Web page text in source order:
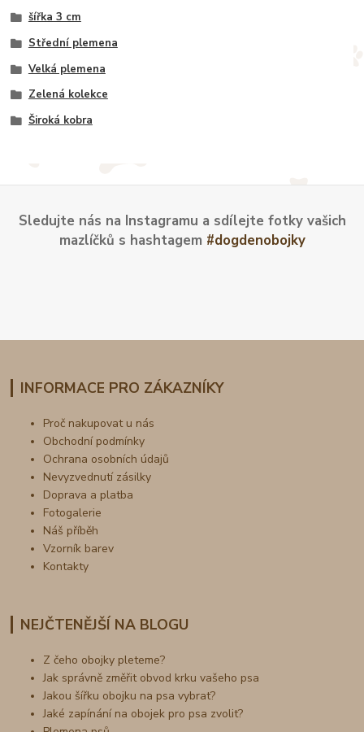
šířka 3 cm
Střední plemena
Velká plemena
Zelená kolekce
Široká kobra
Sledujte nás na Instagramu a sdílejte fotky vašich
mazlíčků s hashtagem #dogdenobojky
INFORMACE PRO ZÁKAZNÍKY
Proč nakupovat u nás
Obchodní podmínky
Ochrana osobních údajů
Nevyzvednutí zásilky
Doprava a platba
Fotogalerie
Náš příběh
Vzorník barev
Kontakty
NEJČTENĚJŠÍ NA BLOGU
Z čeho obojky pleteme?
Jak správně změřit obvod krku vašeho psa
Jakou šířku obojku na psa vybrat?
Jaké zapínání na obojek pro psa zvolit?